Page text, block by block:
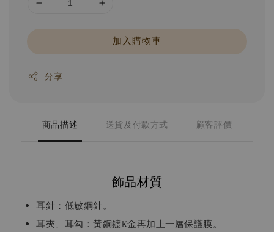
加入購物車
分享
商品描述 送貨及付款方式 顧客評價
飾品材質
耳針：低敏鋼針。
耳夾、耳勾：黃銅鍍K金再加上一層保護膜。